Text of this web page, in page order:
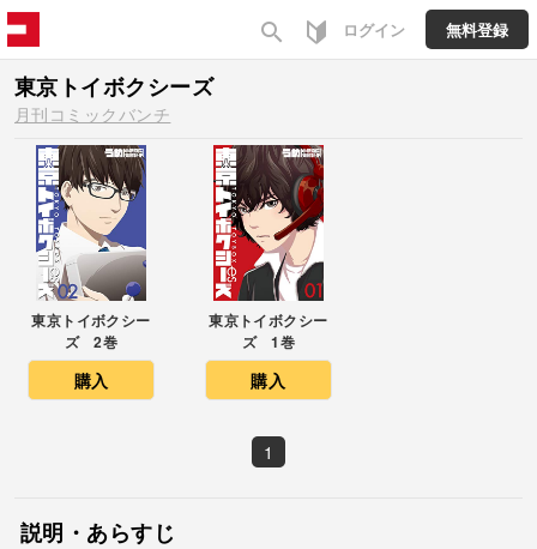
search ログイン 無料登録
東京トイボクシーズ
月刊コミックバンチ
東京トイボクシー
ズ 2巻
購入
東京トイボクシー
ズ 1巻
購入
1
説明・あらすじ